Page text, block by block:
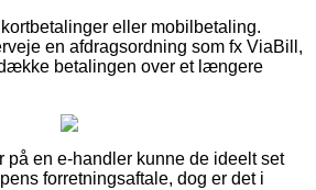
eller mobilbetaling.
en afdragsordning som fx ViaBill,
betalingen over et længere
på en e-handler kunne de ideelt set
forretningsaftale, dog er det i